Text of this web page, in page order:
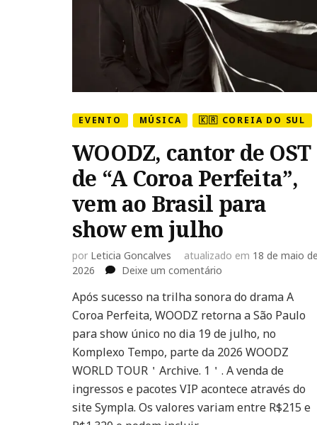
EVENTO MÚSICA 🇰🇷 COREIA DO SUL
WOODZ, cantor de OST
de “A Coroa Perfeita”,
vem ao Brasil para
show em julho
por Leticia Goncalves atualizado em 18 de maio de
2026
Deixe um comentário
cantor
de
OST
de
“A
Coroa
Perfeita”,
vem
Após sucesso na trilha sonora do drama A
Coroa Perfeita, WOODZ retorna a São Paulo
para show único no dia 19 de julho, no
Komplexo Tempo, parte da 2026 WOODZ
WORLD TOUR＇Archive. 1＇. A venda de
ingressos e pacotes VIP acontece através do
site Sympla. Os valores variam entre R$215 e